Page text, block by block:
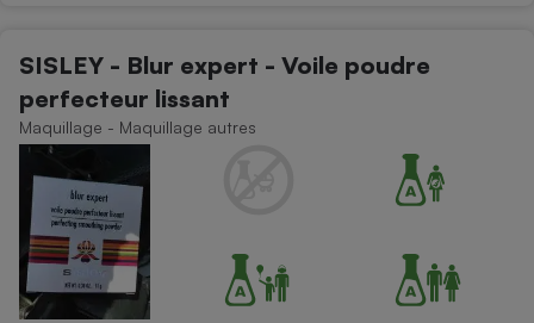
SISLEY - Blur expert - Voile poudre
perfecteur lissant
Maquillage - Maquillage autres